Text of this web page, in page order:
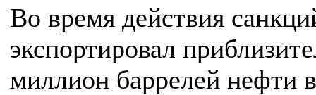
Во время действия
экспортировал
миллион баррелей нефти